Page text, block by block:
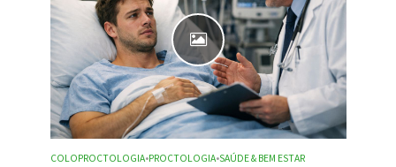
COLOPROCTOLOGIA•PROCTOLOGIA•SAÚDE & BEM ESTAR